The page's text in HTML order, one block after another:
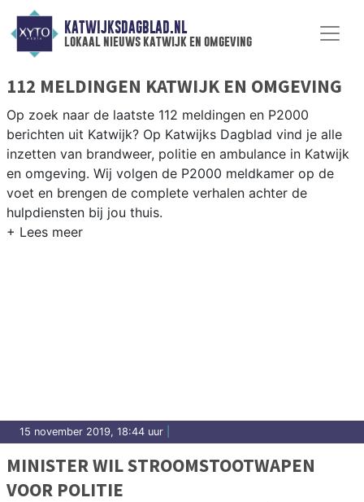
KATWIJKSDAGBLAD.NL
lokaal nieuws katwijk en omgeving
112 MELDINGEN KATWIJK EN OMGEVING
Op zoek naar de laatste 112 meldingen en P2000
berichten uit Katwijk? Op Katwijks Dagblad vind je alle
inzetten van brandweer, politie en ambulance in Katwijk
en omgeving. Wij volgen de P2000 meldkamer op de
voet en brengen de complete verhalen achter de
hulpdiensten bij jou thuis.
15 november 2019, 18:44 uur
MINISTER WIL STROOMSTOOTWAPEN
VOOR POLITIE